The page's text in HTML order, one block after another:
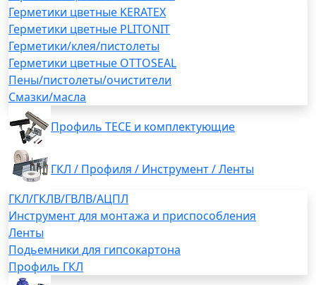
Герметики цветные KERATEX
Герметики цветные PLITONIT
Герметики/клея/пистолеты
Герметики цветные OTTOSEAL
Пены/пистолеты/очистители
Смазки/масла
Профиль TECE и комплектующие
ГКЛ / Профиля / Инструмент / Ленты
ГКЛ/ГКЛВ/ГВЛВ/АЦПЛ
Инструмент для монтажа и приспособления
Ленты
Подьемники для гипсокартона
Профиль ГКЛ